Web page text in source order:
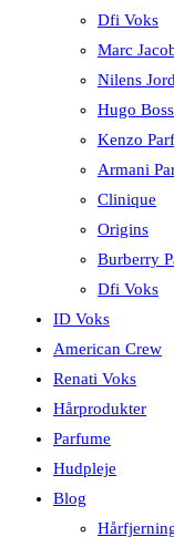
Dfi Voks
Marc
Nilens Jord
Hugo
Kenzo
Armani
Clinique
Origins
Burberry
Dfi Voks
ID Voks
American Crew
Renati Voks
Hårprodukter
Parfume
Hudpleje
Blog